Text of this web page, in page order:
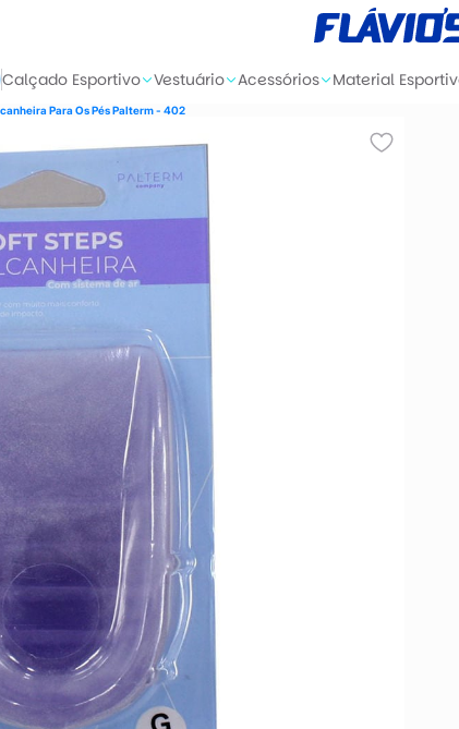
Calçado Esportivo Vestuário Acessórios Material
Para Os Pés Palterm - 402